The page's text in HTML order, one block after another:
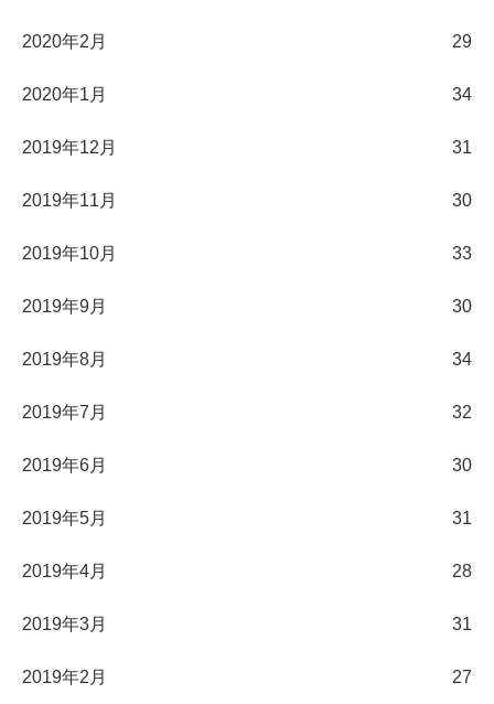
2020年2月 29
2020年1月 34
2019年12月 31
2019年11月 30
2019年10月 33
2019年9月 30
2019年8月 34
2019年7月 32
2019年6月 30
2019年5月 31
2019年4月 28
2019年3月 31
2019年2月 27